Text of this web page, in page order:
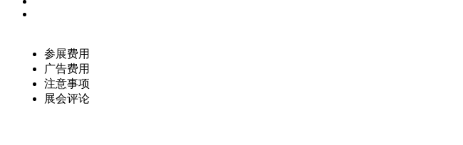
参展费用
广告费用
注意事项
展会评论